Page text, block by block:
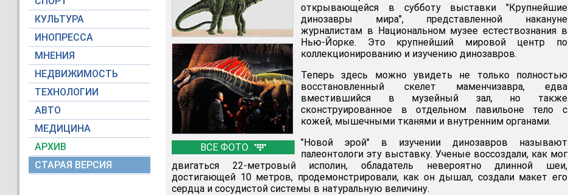
КУЛЬТУРА
ИНОПРЕССА
МНЕНИЯ
НЕДВИЖИМОСТЬ
ТЕХНОЛОГИИ
АВТО
МЕДИЦИНА
АРХИВ
СТАРАЯ ВЕРСИЯ
ВСЕ ФОТО
открывающейся в субботу выставки "Крупнейшие
динозавры мира", представленной накануне
журналистам в Национальном музее естествознания в
Нью-Йорке. Это крупнейший мировой центр по
коллекционированию и изучению динозавров.
Теперь здесь можно увидеть не только полностью
восстановленный скелет маменчизавра, едва
вместившийся в музейный зал, но также
сконструированное в отдельном павильоне тело с
кожей, мышечными тканями и внутренним органами.
"Новой эрой" в изучении динозавров называют
палеонтологи эту выставку. Ученые воссоздали, как мог
двигаться 22-метровый исполин, обладатель невероятно длинной шеи,
достигающей 10 метров, продемонстрировали, как он дышал, создали макет его
сердца и сосудистой системы в натуральную величину.